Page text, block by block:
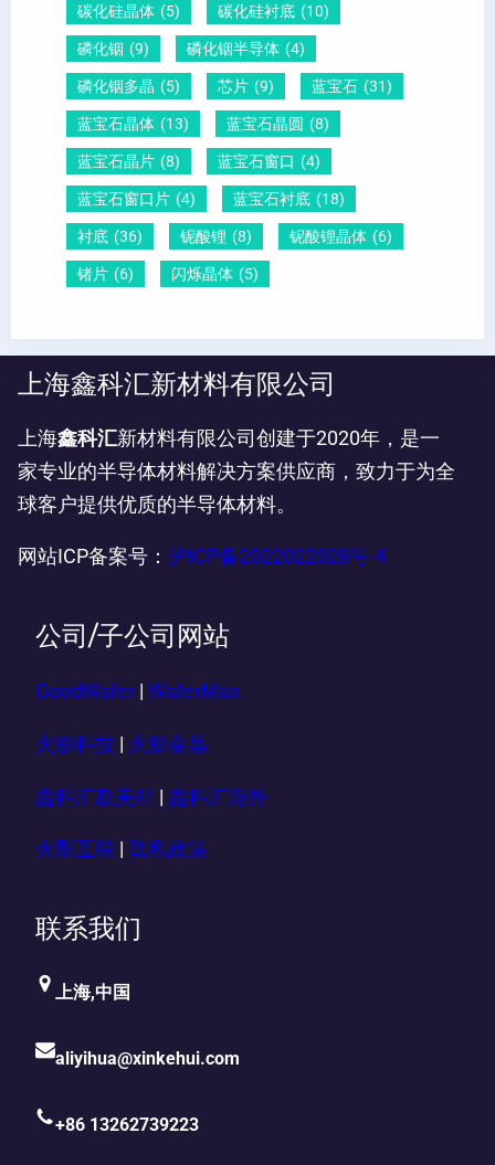
碳化硅晶体 (5) 碳化硅衬底 (10)
磷化铟 (9) 磷化铟半导体 (4)
磷化铟多晶 (5) 芯片 (9) 蓝宝石 (31)
蓝宝石晶体 (13) 蓝宝石晶圆 (8)
蓝宝石晶片 (8) 蓝宝石窗口 (4)
蓝宝石窗口片 (4) 蓝宝石衬底 (18)
衬底 (36) 铌酸锂 (8) 铌酸锂晶体 (6)
锗片 (6) 闪烁晶体 (5)
上海鑫科汇新材料有限公司
上海鑫科汇新材料有限公司创建于2020年，是一
家专业的半导体材料解决方案供应商，致力于为全
球客户提供优质的半导体材料。
网站ICP备案号： 沪ICP备2022022028号-4
公司/子公司网站
GoodWafer WaferMax
火影科技 火影金晶
鑫科汇欧美站 | 鑫科汇海外
火影互联 隐私政策
联系我们
上海,中国
aliyihua@xinkehui.com
+86 13262739223